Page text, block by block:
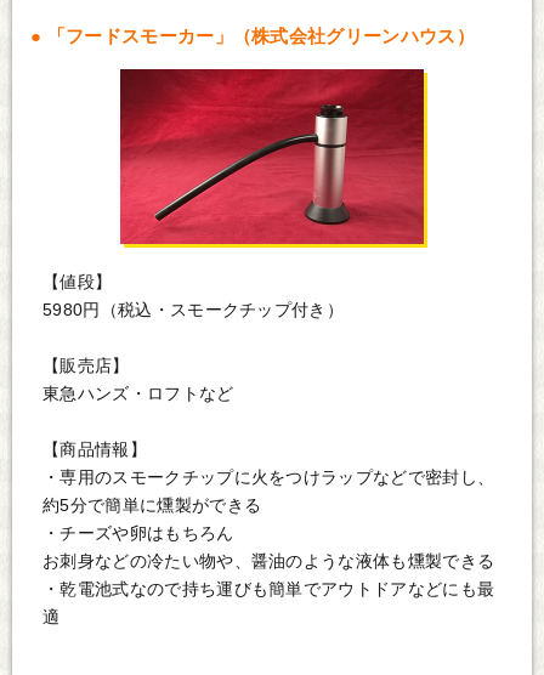
「フードスモーカー」（株式会社グリーンハウス）
【値段】
5980円（税込・スモークチップ付き）
【販売店】
東急ハンズ・ロフトなど
【商品情報】
・専用のスモークチップに火をつけラップなどで密封し、
約5分で簡単に燻製ができる
・チーズや卵はもちろん
お刺身などの冷たい物や、醤油のような液体も燻製できる
・乾電池式なので持ち運びも簡単でアウトドアなどにも最
適